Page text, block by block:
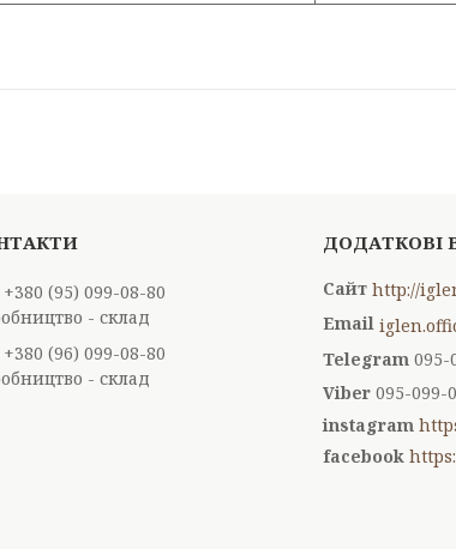
+380 (95) 099-08-80
- склад
+380 (96) 099-08-80
- склад
http://
095-
095-099-
instagram
facebook